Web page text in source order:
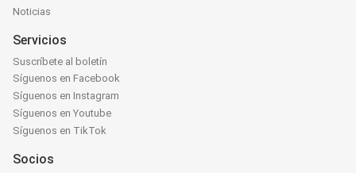
Noticias
Servicios
Suscríbete al boletín
Síguenos en Facebook
Síguenos en Instagram
Síguenos en Youtube
Síguenos en TikTok
Socios